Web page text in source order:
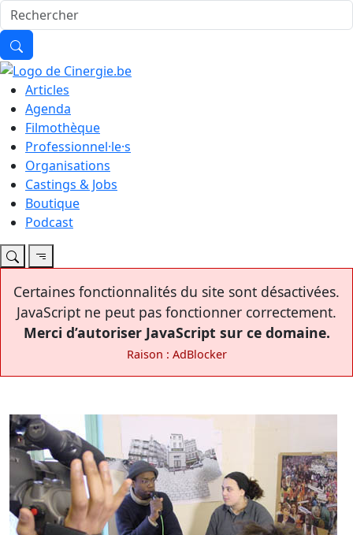
Articles
Agenda
Filmothèque
Professionnel·le·s
Organisations
Castings & Jobs
Boutique
Podcast
Certaines fonctionnalités du site sont désactivées.
JavaScript ne peut pas fonctionner correctement.
Merci d’autoriser JavaScript sur ce domaine.
Raison : AdBlocker